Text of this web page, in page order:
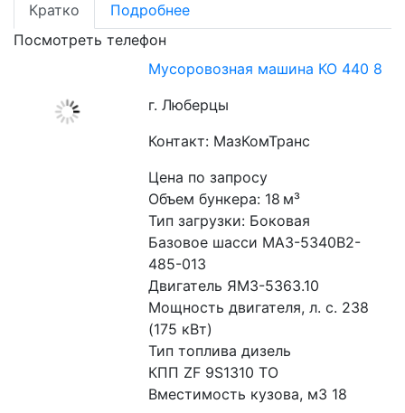
Кратко
Подробнее
Посмотреть телефон
Мусоровозная машина КО 440 8
г. Люберцы
Контакт: МазКомТранс
Цена по запросу
Объем бункера: 18 м³
Тип загрузки: Боковая
Базовое шасси МАЗ-5340В2-
485-013
Двигатель ЯМЗ-5363.10
Мощность двигателя, л. с. 238
(175 кВт)
Тип топлива дизель
КПП ZF 9S1310 ТО
Вместимость кузова, м3 18